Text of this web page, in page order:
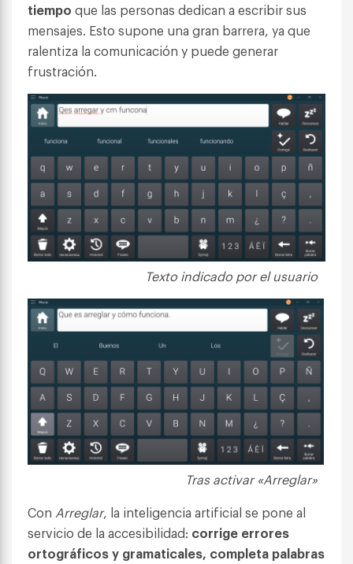
tiempo que las personas dedican a escribir sus
mensajes. Esto supone una gran barrera, ya que
ralentiza la comunicación y puede generar
frustración.
Texto indicado por el usuario
Tras activar «Arreglar»
Con Arreglar, la inteligencia artificial se pone al
servicio de la accesibilidad: corrige errores
ortográficos y gramaticales, completa palabras